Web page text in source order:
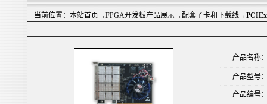
当前位置： 本站首页 →FPGA开发板产品展示→配套子卡和下载线→
产品名称
产品型号
产品编号